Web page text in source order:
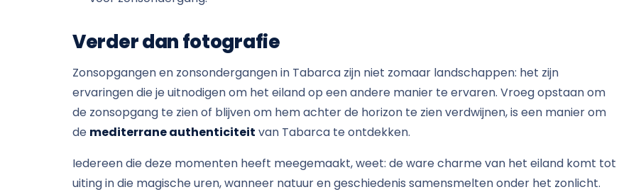
Verder dan fotografie
Zonsopgangen en zonsondergangen in Tabarca zijn niet zomaar landschappen: het zijn
ervaringen die je uitnodigen om het eiland op een andere manier te ervaren. Vroeg opstaan ​​om
de zonsopgang te zien of blijven om hem achter de horizon te zien verdwijnen, is een manier om
de mediterrane authenticiteit van Tabarca te ontdekken.
Iedereen die deze momenten heeft meegemaakt, weet: de ware charme van het eiland komt tot
uiting in die magische uren, wanneer natuur en geschiedenis samensmelten onder het zonlicht.